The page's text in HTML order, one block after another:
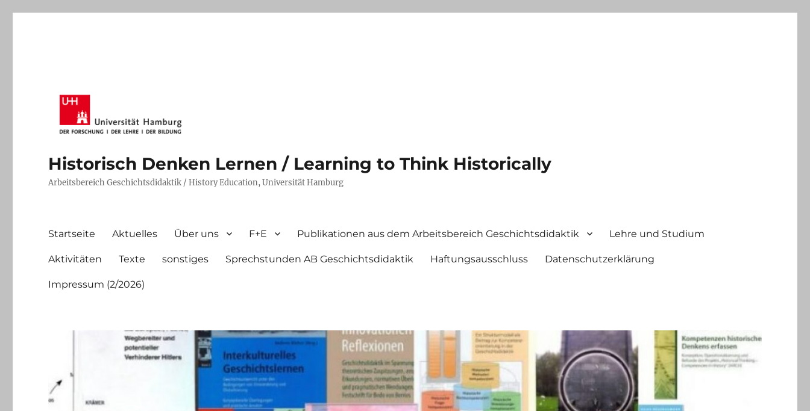
Historisch Denken Lernen / Learning to Think Historically
Arbeitsbereich Geschichtsdidaktik / History Education, Universität Hamburg
Startseite Aktuelles Über uns F+E Publikationen aus dem Arbeitsbereich Geschichtsdidaktik Lehre und Studium
Aktivitäten Texte sonstiges Sprechstunden AB Geschichtsdidaktik Haftungsausschluss Datenschutzerklärung
Impressum (2/2026)